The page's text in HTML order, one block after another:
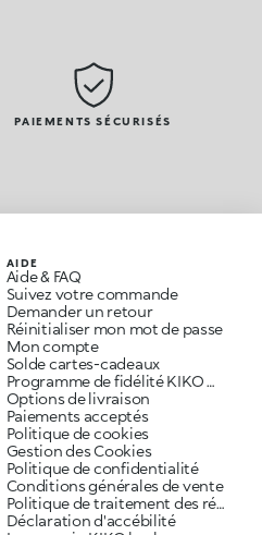
PAIEMENTS SÉCURISÉS
AIDE
Aide & FAQ
Suivez votre commande
Demander un retour
Réinitialiser mon mot de passe
Mon compte
Solde cartes-cadeaux
Programme de fidélité KIKO ME
Options de livraison
Paiements acceptés
Politique de cookies
Gestion des Cookies
Politique de confidentialité
Conditions générales de vente
Politique de traitement des réclamations
Déclaration d'accébilité